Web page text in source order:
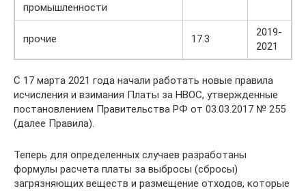
промышленности
прочие 17.3
2019-
2021
С 17 марта 2021 года начали работать новые правила
исчисления и взимания Платы за НВОС, утвержденные
постановлением Правительства РФ от 03.03.2017 № 255
(далее Правила).
Теперь для определенных случаев разработаны
формулы расчета платы за выбросы (сбросы)
загрязняющих веществ и размещение отходов, которые